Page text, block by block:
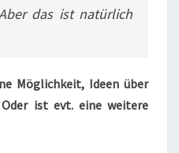
das ist natürlich
Möglichkeit, Ideen über
ist evt. eine weitere